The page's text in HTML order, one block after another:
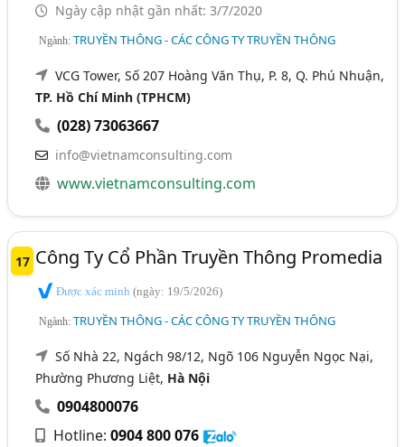
Ngày cập nhật gần nhất: 3/7/2020
Ngành:TRUYỀN THÔNG - CÁC CÔNG TY TRUYỀN THÔNG
VCG Tower, Số 207 Hoàng Văn Thụ, P. 8, Q. Phú Nhuận,
TP. Hồ Chí Minh (TPHCM)
(028) 73063667
info@vietnamconsulting.com
www.vietnamconsulting.com
17 Công Ty Cổ Phần Truyền Thông Promedia
Được xác minh(ngày: 19/5/2026)
Ngành:TRUYỀN THÔNG - CÁC CÔNG TY TRUYỀN THÔNG
Số Nhà 22, Ngách 98/12, Ngõ 106 Nguyễn Ngọc Nại,
Phường Phương Liệt, Hà Nội
0904800076
Hotline:0904 800 076